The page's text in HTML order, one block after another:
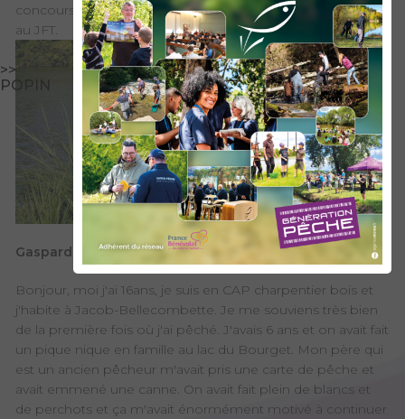
>>
POPIN
concours à l'Infernet et c'est ce qui m'a motivé à m'inscrire
au JFT.
Gaspard :
Bonjour, moi j'ai 16ans, je suis en CAP charpentier bois et
j'habite à Jacob-Bellecombette. Je me souviens très bien
de la première fois où j'ai pêché. J'avais 6 ans et on avait fait
un pique nique en famille au lac du Bourget. Mon père qui
est un ancien pêcheur m'avait pris une carte de pêche et
avait emmené une canne. On avait fait plein de blancs et
de perchots et ça m'avait énormément motivé à continuer